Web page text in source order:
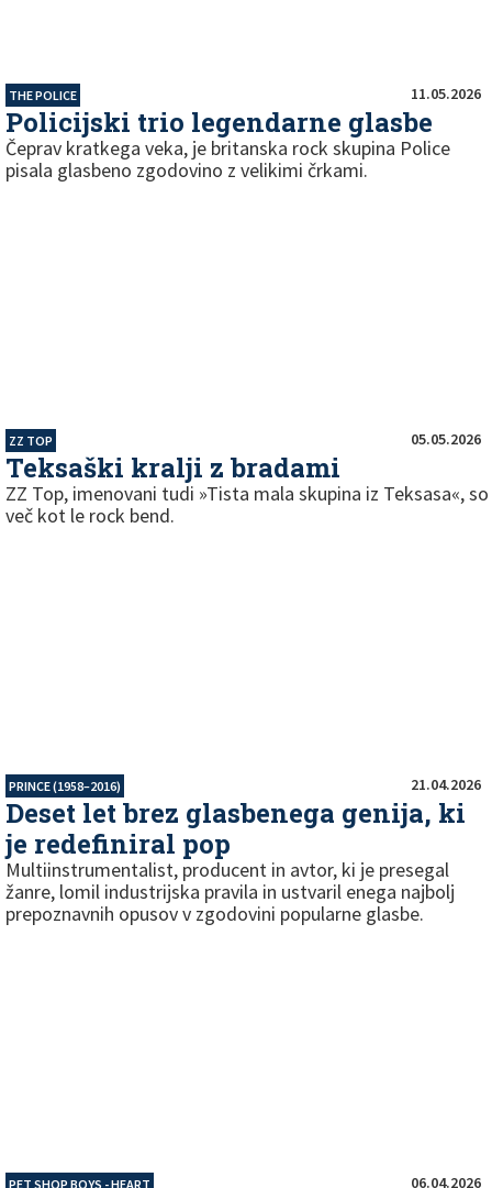
THE POLICE 11.05.2026
Policijski trio legendarne glasbe
Čeprav kratkega veka, je britanska rock skupina Police
pisala glasbeno zgodovino z velikimi črkami.
ZZ TOP 05.05.2026
Teksaški kralji z bradami
ZZ Top, imenovani tudi »Tista mala skupina iz Teksasa«, so
več kot le rock bend.
PRINCE (1958–2016) 21.04.2026
Deset let brez glasbenega genija, ki
je redefiniral pop
Multiinstrumentalist, producent in avtor, ki je presegal
žanre, lomil industrijska pravila in ustvaril enega najbolj
prepoznavnih opusov v zgodovini popularne glasbe.
PET SHOP BOYS - HEART 06.04.2026